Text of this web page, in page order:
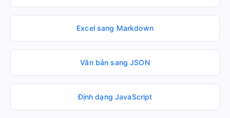
Excel sang Markdown
Văn bản sang JSON
Định dạng JavaScript